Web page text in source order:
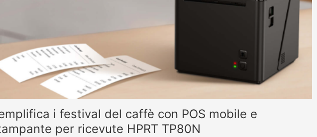
i festival del caffè con POS mobile e
per ricevute HPRT TP80N